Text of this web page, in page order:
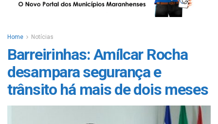
Home Notícias
Barreirinhas: Amílcar Rocha
desampara segurança e
trânsito há mais de dois meses